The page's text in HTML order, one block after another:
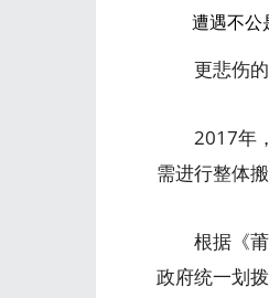
遭遇不公
更悲伤的
2017年，
需进行整体搬
根据《莆
政府统一划